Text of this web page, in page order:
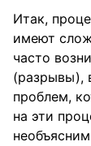
Итак,
имеют
часто
(разрывы),
проблем,
на эти